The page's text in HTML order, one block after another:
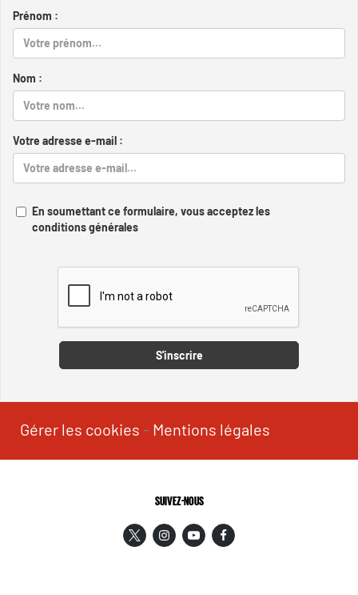
Prénom :
Nom :
Votre adresse e-mail :
En soumettant ce formulaire, vous acceptez les
conditions générales
S'inscrire
Gérer les cookies - Mentions légales
SUIVEZ-NOUS